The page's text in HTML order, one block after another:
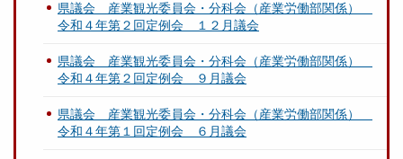
県議会 産業観光委員会・分科会（産業労働部関係）
令和４年第２回定例会 １２月議会
県議会 産業観光委員会・分科会（産業労働部関係）
令和４年第２回定例会 ９月議会
県議会 産業観光委員会・分科会（産業労働部関係）
令和４年第１回定例会 ６月議会